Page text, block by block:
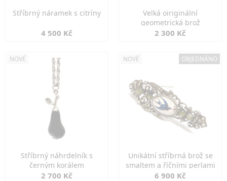
Stříbrný náramek s citríny
4 500 Kč
Velká oiriginální
geometrická brož
2 300 Kč
NOVÉ
Stříbrný náhrdelník s
černým korálem
2 700 Kč
NOVÉ OBJEDNÁNO
Unikátní stříbrná brož se
smaltem a říčními perlami
6 900 Kč